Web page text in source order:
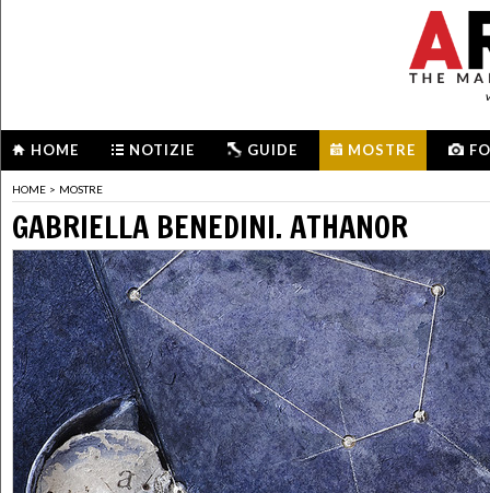
HOME NOTIZIE GUIDE MOSTRE
HOME > MOSTRE
GABRIELLA BENEDINI. ATHANOR